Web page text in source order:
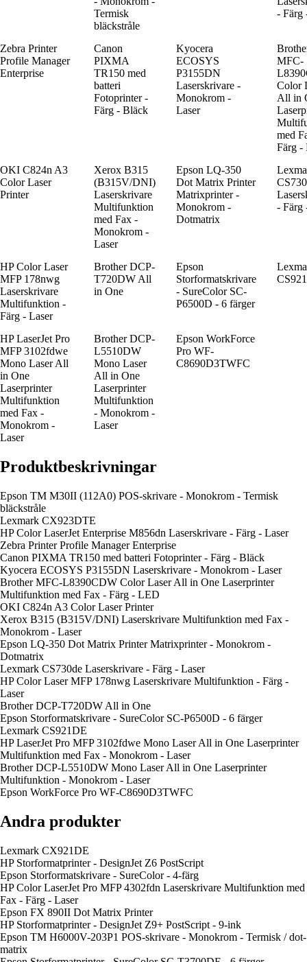
Termisk
bläckstråle
- Färg
Zebra Printer
Profile Manager
Enterprise
Canon
PIXMA
TR150 med
batteri
Fotoprinter -
Färg - Bläck
Kyocera
ECOSYS
P3155DN
Laserskrivare -
Monokrom -
Laser
MFC-
Color
All in
med
Färg -
OKI C824n A3
Color Laser
Printer
Xerox B315
(B315V/DNI)
Laserskrivare
Multifunktion
med Fax -
Monokrom -
Laser
Epson LQ-350
Dot Matrix Printer
Matrixprinter -
Monokrom -
Dotmatrix
- Färg
HP Color Laser
MFP 178nwg
Laserskrivare
Multifunktion -
Färg - Laser
Brother DCP-
T720DW All
in One
Epson
Storformatskrivare
- SureColor SC-
P6500D - 6 färger
HP LaserJet Pro
MFP 3102fdwe
Mono Laser All
in One
Laserprinter
Multifunktion
med Fax -
Monokrom -
Laser
Brother DCP-
L5510DW
Mono Laser
All in One
Laserprinter
Multifunktion
- Monokrom -
Laser
Epson WorkForce
Pro WF-
C8690D3TWFC
Produktbeskrivningar
Epson TM M30II (112A0) POS-skrivare - Monokrom - Termisk
bläckstråle
Lexmark CX923DTE
HP Color LaserJet Enterprise M856dn Laserskrivare - Färg - Laser
Zebra Printer Profile Manager Enterprise
Canon PIXMA TR150 med batteri Fotoprinter - Färg - Bläck
Kyocera ECOSYS P3155DN Laserskrivare - Monokrom - Laser
Brother MFC-L8390CDW Color Laser All in One Laserprinter
Multifunktion med Fax - Färg - LED
OKI C824n A3 Color Laser Printer
Xerox B315 (B315V/DNI) Laserskrivare Multifunktion med Fax -
Monokrom - Laser
Epson LQ-350 Dot Matrix Printer Matrixprinter - Monokrom -
Dotmatrix
Lexmark CS730de Laserskrivare - Färg - Laser
HP Color Laser MFP 178nwg Laserskrivare Multifunktion - Färg -
Laser
Brother DCP-T720DW All in One
Epson Storformatskrivare - SureColor SC-P6500D - 6 färger
Lexmark CS921DE
HP LaserJet Pro MFP 3102fdwe Mono Laser All in One Laserprinter
Multifunktion med Fax - Monokrom - Laser
Brother DCP-L5510DW Mono Laser All in One Laserprinter
Multifunktion - Monokrom - Laser
Epson WorkForce Pro WF-C8690D3TWFC
Andra produkter
Lexmark CX921DE
HP Storformatprinter - DesignJet Z6 PostScript
Epson Storformatskrivare - SureColor - 4-färg
HP Color LaserJet Pro MFP 4302fdn Laserskrivare Multifunktion med
Fax - Färg - Laser
Epson FX 890II Dot Matrix Printer
HP Storformatprinter - DesignJet Z9+ PostScript - 9-ink
Epson TM H6000V-203P1 POS-skrivare - Monokrom - Termisk / dot-
matrix